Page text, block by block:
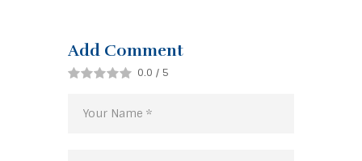
Add Comment
0.0 / 5